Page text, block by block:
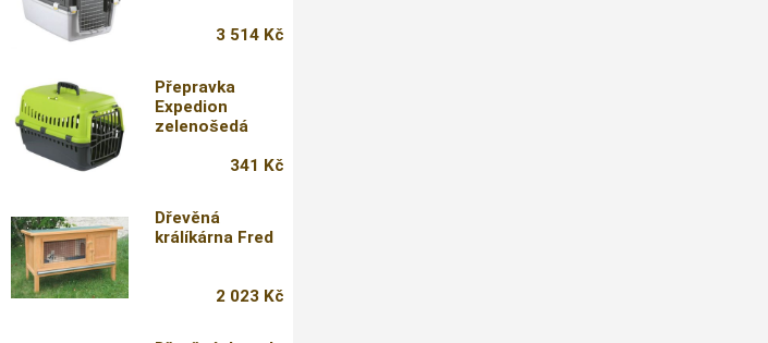
3 514 Kč
Přepravka
Expedion
zelenošedá
341 Kč
Dřevěná
králíkárna Fred
2 023 Kč